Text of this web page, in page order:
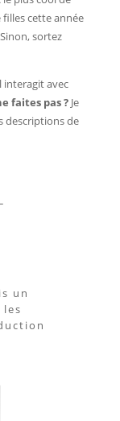
cette année
sortez
interagit avec
faites pas ? Je
descriptions de
un